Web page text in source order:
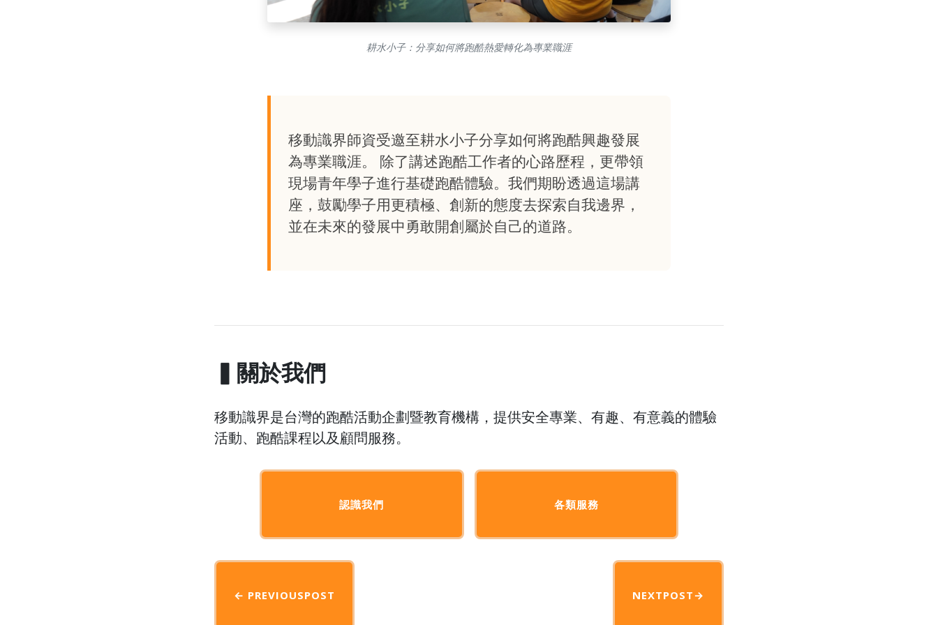
耕水小子：分享如何將跑酷熱愛轉化為專業職涯
移動識界師資受邀至耕水小子分享如何將跑酷興趣發展
為專業職涯。 除了講述跑酷工作者的心路歷程，更帶領
現場青年學子進行基礎跑酷體驗。我們期盼透過這場講
座，鼓勵學子用更積極、創新的態度去探索自我邊界，
並在未來的發展中勇敢開創屬於自己的道路。
▍關於我們
移動識界是台灣的跑酷活動企劃暨教育機構，提供安全專業、有趣、有意義的體驗
活動、跑酷課程以及顧問服務。
認識我們 各類服務
← PREVIOUSPOST NEXTPOST→